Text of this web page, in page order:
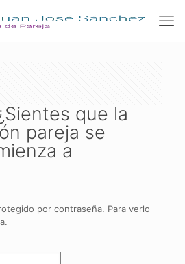
que la
pareja se
a
por contraseña. Para verlo